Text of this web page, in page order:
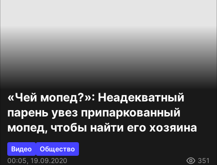
«Чей мопед?»: Неадекватный
парень увез припаркованный
мопед, чтобы найти его хозяина
Видео
Общество
00:05, 19.09.2020
351